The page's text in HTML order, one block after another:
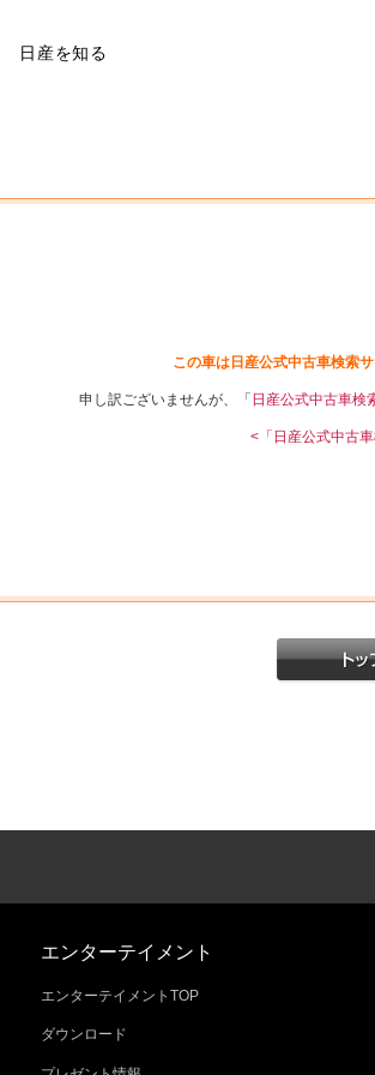
日産を知る
この車は日産公式中古車検索
申し訳ございませんが、「 日産公式中古車検
<「日産公式中古
エンターテイメント
エンターテイメントTOP
ダウンロード